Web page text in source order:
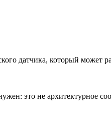
датчика, который может
это не архитектурное